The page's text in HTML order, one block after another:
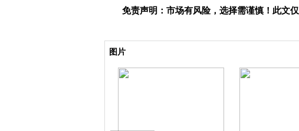
免责声明：市场有风险，选择需谨慎！此文
图片